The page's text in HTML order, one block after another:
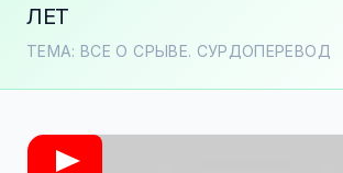
ЛЕТ
ТЕМА: ВСЕ О СРЫВЕ. СУРДОПЕРЕВОД